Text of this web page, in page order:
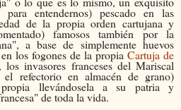
entendernos) pescado en las
de la propia orden cartujana y
famosos también por la
a base de simplemente huevos
los fogones de la propia Cartuja de
los invasores franceses del Mariscal
refectorio en almacén de grano)
llevándosela a su patria y
de toda la vida.